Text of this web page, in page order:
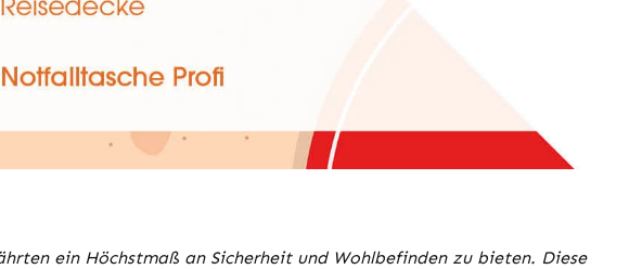
ein Höchstmaß an Sicherheit und Wohlbefinden zu bieten. Diese